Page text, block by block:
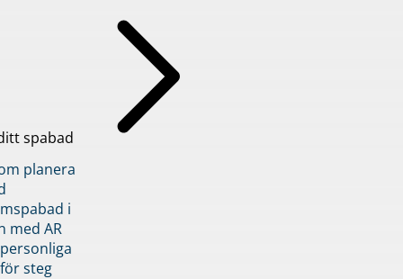
spabad
planera
i
med AR
steg